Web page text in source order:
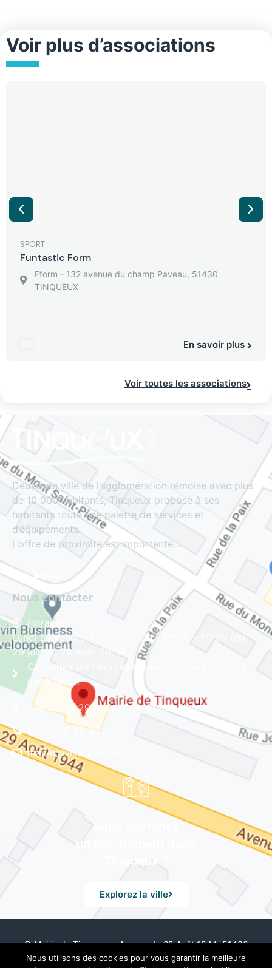
Voir plus d’associations
SPORT
Funtastic Form
Fform - 132 avenue du champ Paveau, 51430
TINQUEUX
En savoir plus
Voir toutes les associations
Deuxième ville de l’agglomération rémoise avec plus
de 10 000 habitants, Tinqueux propose à ses
habitants toute une palette de services et
d’équipements.
L’offre de proximité est importante…
Lire la suite
Nous contacter
Horaires
Lundi au vendredi : 8h30 - 12h | 13h30 - 17h30 (du
29 juin au 28 août 2026)
Consultez les horaires d'ouverture des services
municipaux
Avenue du 29 Août 1944, 51430 Tinqueux
03 26 08 23 45
mairie@ville-tinqueux.fr
Vous cherchez
un équipement dans
Tinqueux ?
Explorez la ville
© Mairie de Tinqueux – Avenue du 29 Août 1944, 51430
Tinqueux – Tél. 03 26 08 23 45 – Mentions Légales – Design
Nous utilisons des cookies pour vous garantir la meilleure